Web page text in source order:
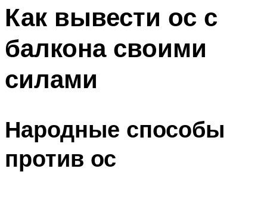
Как вывести ос с
балкона своими
силами
Народные способы
против ос